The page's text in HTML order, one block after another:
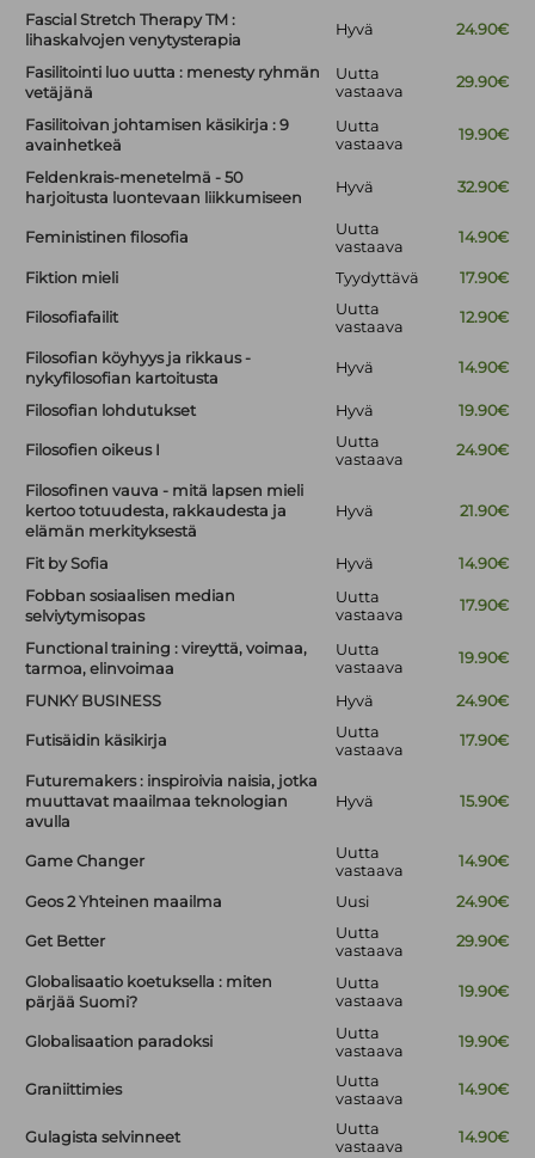
Fascial Stretch Therapy TM :
lihaskalvojen venytysterapia
Hyvä 24.90€
Fasilitointi luo uutta : menesty ryhmän
vetäjänä
Uutta
vastaava
29.90€
Fasilitoivan johtamisen käsikirja : 9
avainhetkeä
Uutta
vastaava
19.90€
Feldenkrais-menetelmä - 50
harjoitusta luontevaan liikkumiseen
Hyvä 32.90€
Feministinen filosofia
Uutta
vastaava
14.90€
Fiktion mieli Tyydyttävä 17.90€
Filosofiafailit
Uutta
vastaava
12.90€
Filosofian köyhyys ja rikkaus -
nykyfilosofian kartoitusta
Hyvä 14.90€
Filosofian lohdutukset Hyvä 19.90€
Filosofien oikeus I
Uutta
vastaava
24.90€
Filosofinen vauva - mitä lapsen mieli
kertoo totuudesta, rakkaudesta ja
elämän merkityksestä
Hyvä 21.90€
Fit by Sofia Hyvä
14.90€
Fobban sosiaalisen median
selviytymisopas
Uutta
vastaava
17.90€
Functional training : vireyttä, voimaa,
tarmoa, elinvoimaa
Uutta
vastaava
19.90€
FUNKY BUSINESS Hyvä 24.90€
Futisäidin käsikirja
Uutta
vastaava
17.90€
Futuremakers : inspiroivia naisia, jotka
muuttavat maailmaa teknologian
avulla
Hyvä 15.90€
Game Changer
Uutta
vastaava
14.90€
Geos 2 Yhteinen maailma Uusi 24.90€
Get Better
Uutta
vastaava
29.90€
Globalisaatio koetuksella : miten
pärjää Suomi?
Uutta
vastaava
19.90€
Globalisaation paradoksi
Uutta
vastaava
19.90€
Graniittimies
Uutta
vastaava
14.90€
Gulagista selvinneet
Uutta
vastaava
14.90€